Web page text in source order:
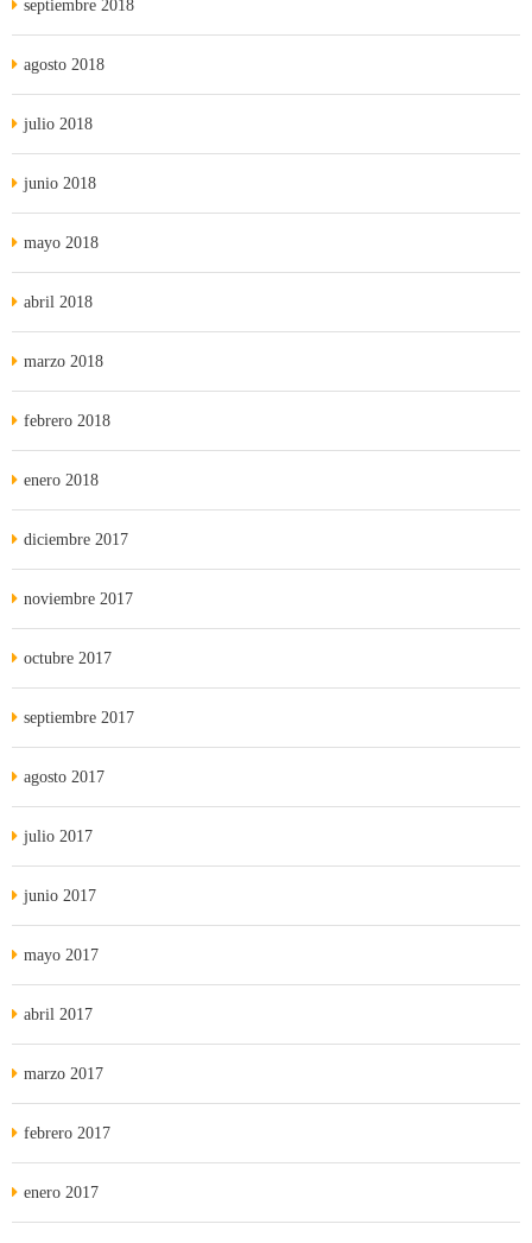
septiembre 2018
agosto 2018
julio 2018
junio 2018
mayo 2018
abril 2018
marzo 2018
febrero 2018
enero 2018
diciembre 2017
noviembre 2017
octubre 2017
septiembre 2017
agosto 2017
julio 2017
junio 2017
mayo 2017
abril 2017
marzo 2017
febrero 2017
enero 2017